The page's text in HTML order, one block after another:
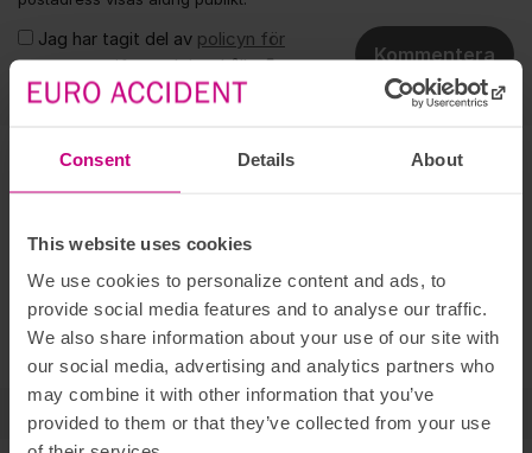
Consent Details About
This website uses cookies
We use cookies to personalize content and ads, to
provide social media features and to analyse our traffic.
We also share information about your use of our site with
our social media, advertising and analytics partners who
may combine it with other information that you’ve
provided to them or that they’ve collected from your use
Jag har tagit del av policyn för
personuppgifter och innehåll.
Kommentera
Om forumet
genom attlogga in på Mina sidor
. Där kan du även skriva till
oss om du har frågor gällande ett personligt ärende. Det går
också bra att ringa till oss, se våra öppettiderhär.
Vi svarar på dina frågor